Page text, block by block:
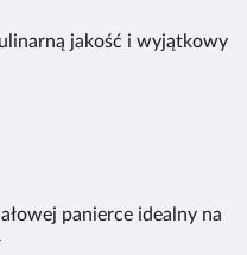
jakość i wyjątkowy
panierce idealny na